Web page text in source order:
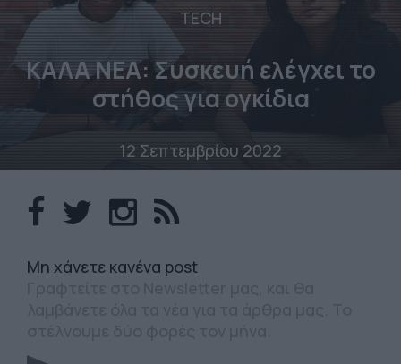
TECH
ΚΑΛΑ ΝΕΑ: Συσκευή ελέγχει το
στήθος για ογκίδια
12 Σεπτεμβρίου 2022
Mη χάνετε κανένα post